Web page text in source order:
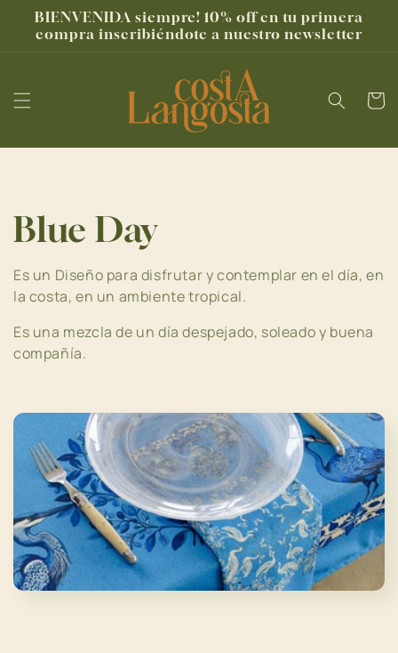
directamente
al contenido
BIENVENIDA siempre! 10% off en tu primera
compra inscribiéndote a nuestro newsletter
Carrito
C
o
l
e
c
ó
n
Blue Day
Es un Diseño para disfrutar y contemplar en el día, en
la costa, en un ambiente tropical.
Es una mezcla de un día despejado, soleado y buena
compañía.